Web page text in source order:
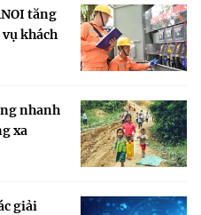
tăng
khách
nhanh
xa
giải